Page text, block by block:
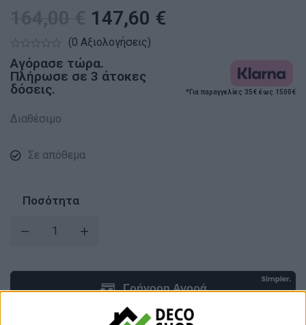
147,60 €
(0 Αξιολογήσεις)
Αγόρασε τώρα.
Πλήρωσε σε 3 άτοκες
δόσεις.
*Για παραγγελίες 35€ έως 1500€
Διαθέσιμο
Σε απόθεμα
Ποσότητα